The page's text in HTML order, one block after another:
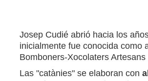
Josep Cudié abrió hacia los
inicialmente fue conocida como
Bomboners-Xocolaters
Las "catànies" se elaboran con